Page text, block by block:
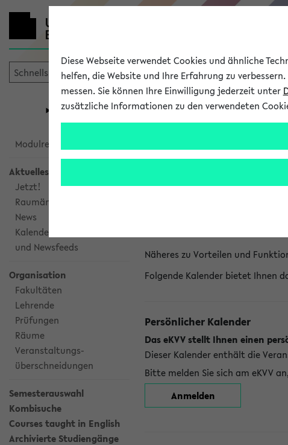
Universität Forschung
eKVV
Modulrecherche
Aktuelles
Jetzt!
Raumänderungen
News
Kalenderintegration
und Newsfeeds
Organisation
Fakultäten
Lehrende
Prüfungen
Räume
Veranstaltungs-
überschneidungen
Semesterauswahl
Kombisuche
Courses taught in English
Archivierte Studiengänge
Kalenderintegration
Das eKVV bietet Ihnen die
Näheres zu Vorteilen und
Folgende Kalender bietet Ihnen
Persönlicher Kalender
Das eKVV stellt Ihnen einen
Dieser Kalender enthält die
Bitte melden Sie sich am eKVV
Anmelden
Diese Webseite verwendet Cookies und ähnliche
helfen, die Website und Ihre Erfahrung zu
messen. Sie können Ihre Einwilligung jederzeit unter
zusätzliche Informationen zu den verwendeten